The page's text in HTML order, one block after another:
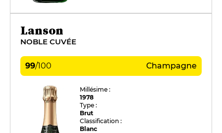
Lanson
NOBLE CUVÉE
99/100 Champagne
Millésime :
1978
Type :
Brut
Classification :
Blanc